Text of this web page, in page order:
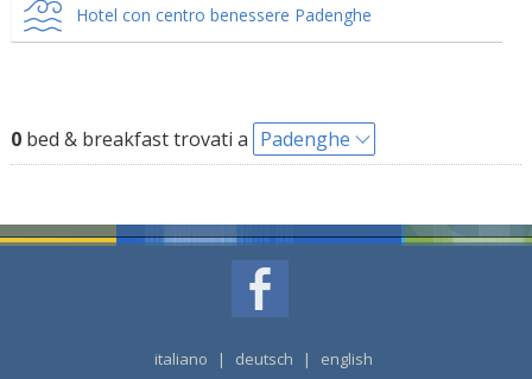
Hotel con centro benessere Padenghe
0bed & breakfast trovati a Padenghe
italiano | deutsch | english